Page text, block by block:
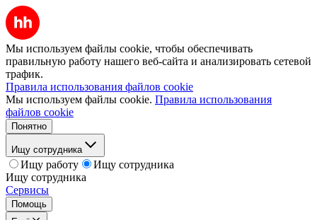
Мы используем файлы cookie, чтобы обеспечивать
правильную работу нашего веб-сайта и анализировать сетевой
трафик.
Правила использования файлов cookie
Мы используем файлы cookie. Правила использования
файлов cookie
Понятно
Ищу сотрудника
Ищу работу
Ищу сотрудника
Ищу сотрудника
Сервисы
Помощь